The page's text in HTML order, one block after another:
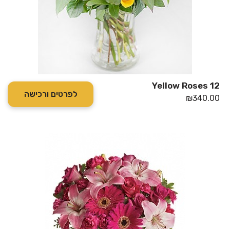
12 Yellow Roses
₪340.00 לפרטים ורכישה